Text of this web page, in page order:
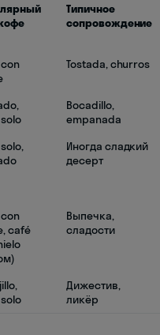
Типичное
сопровождение
Tostada, churros
Bocadillo,
empanada
Иногда сладкий
десерт
café
Выпечка,
сладости
Дижестив,
ликёр